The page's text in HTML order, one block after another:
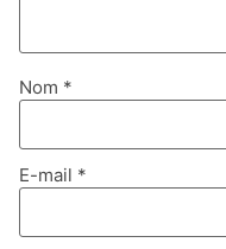
Nom *
E-mail *